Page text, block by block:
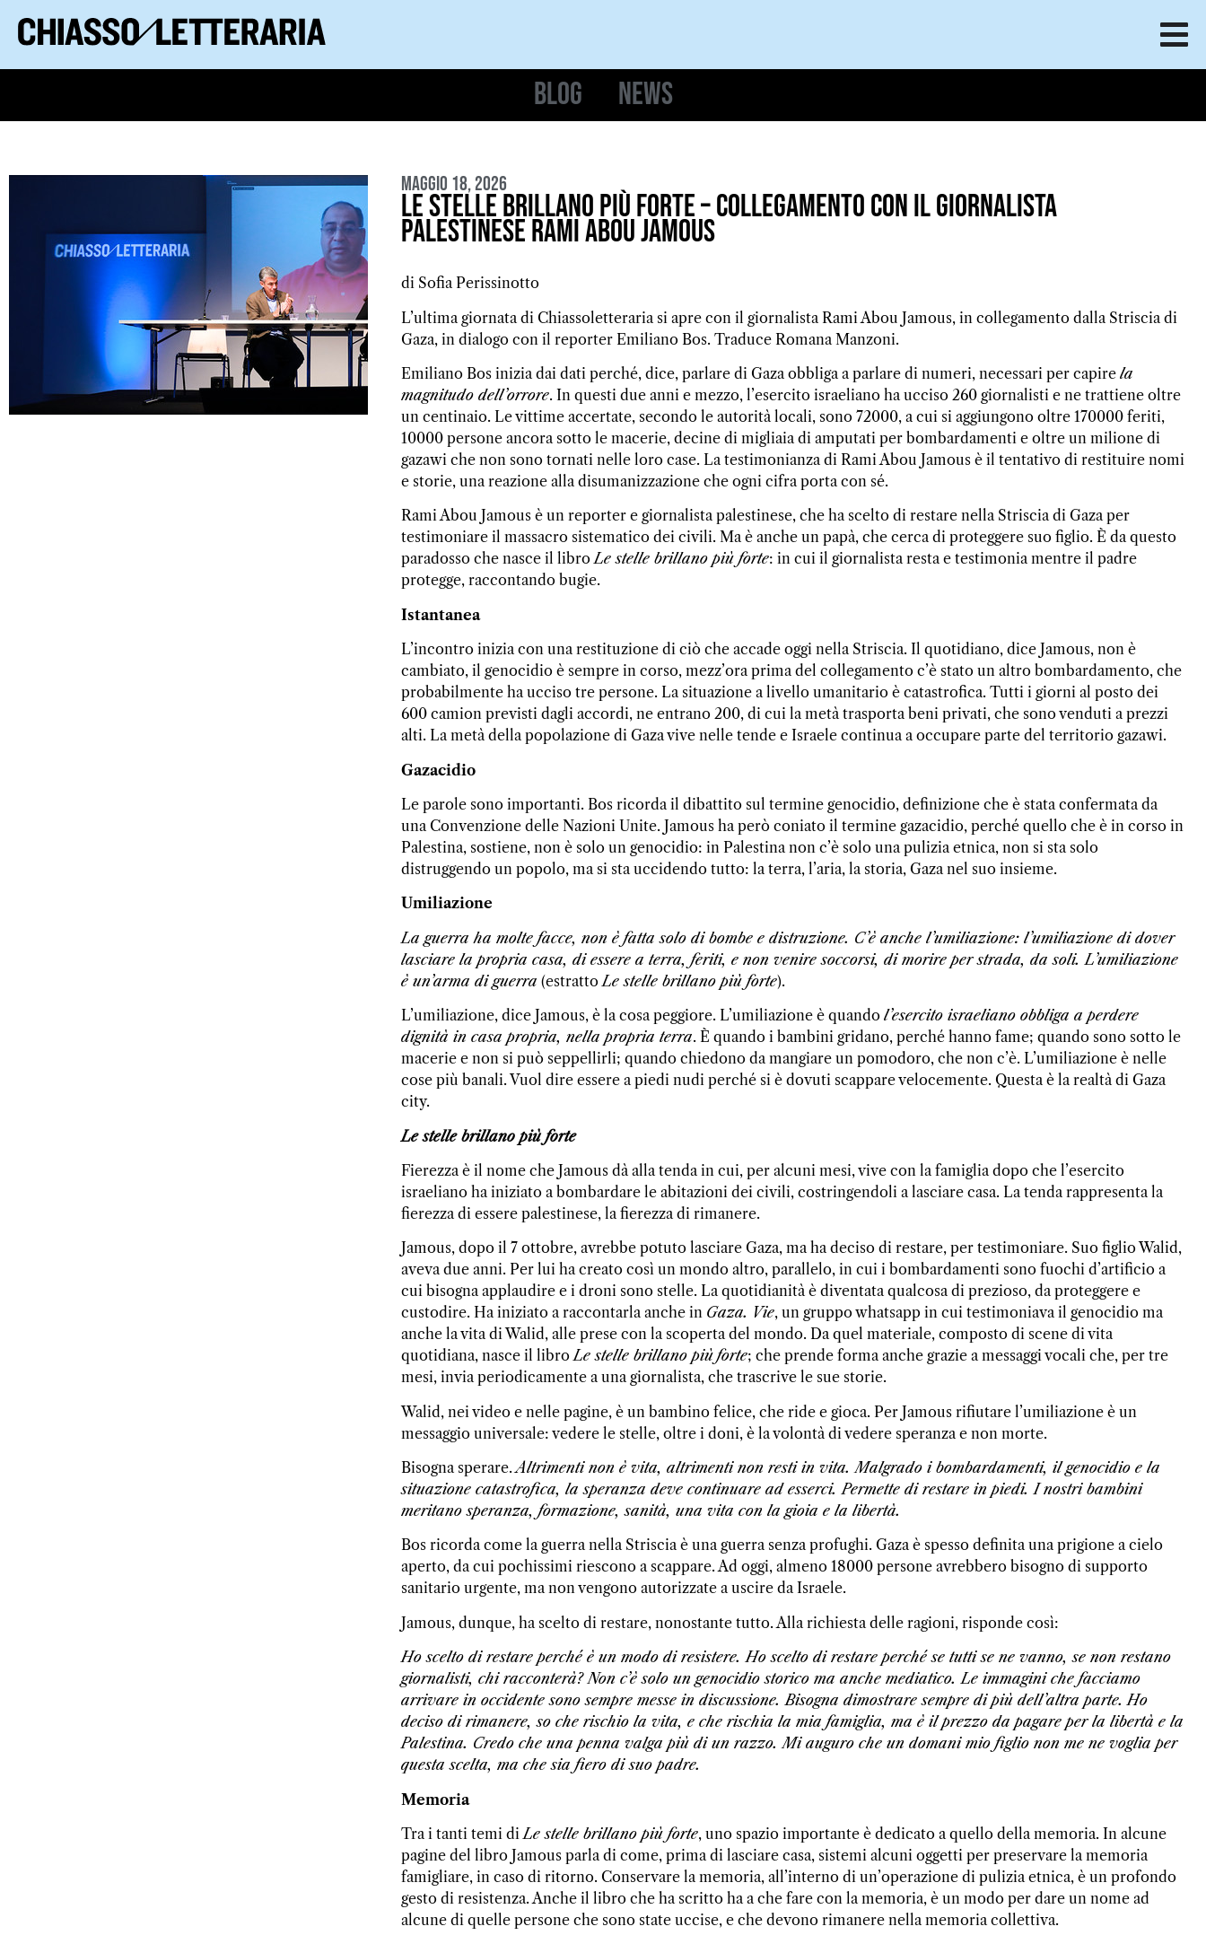
Blog News
Maggio 18, 2026
Le stelle brillano più forte – collegamento con il giornalista
palestinese Rami Abou Jamous
di Sofia Perissinotto
L’ultima giornata di Chiassoletteraria si apre con il giornalista Rami Abou Jamous, in collegamento dalla Striscia di
Gaza, in dialogo con il reporter Emiliano Bos. Traduce Romana Manzoni.
Emiliano Bos inizia dai dati perché, dice, parlare di Gaza obbliga a parlare di numeri, necessari per capire la
magnitudo dell’orrore. In questi due anni e mezzo, l’esercito israeliano ha ucciso 260 giornalisti e ne trattiene oltre
un centinaio. Le vittime accertate, secondo le autorità locali, sono 72000, a cui si aggiungono oltre 170000 feriti,
10000 persone ancora sotto le macerie, decine di migliaia di amputati per bombardamenti e oltre un milione di
gazawi che non sono tornati nelle loro case. La testimonianza di Rami Abou Jamous è il tentativo di restituire nomi
e storie, una reazione alla disumanizzazione che ogni cifra porta con sé.
Rami Abou Jamous è un reporter e giornalista palestinese, che ha scelto di restare nella Striscia di Gaza per
testimoniare il massacro sistematico dei civili. Ma è anche un papà, che cerca di proteggere suo figlio. È da questo
paradosso che nasce il libroLe stelle brillano più forte: in cui il giornalista resta e testimonia mentre il padre
protegge, raccontando bugie.
Istantanea
L’incontro inizia con una restituzione di ciò che accade oggi nella Striscia. Il quotidiano, dice Jamous, non è
cambiato, il genocidio è sempre in corso, mezz’ora prima del collegamento c’è stato un altro bombardamento, che
probabilmente ha ucciso tre persone. La situazione a livello umanitario è catastrofica. Tutti i giorni al posto dei
600 camion previsti dagli accordi, ne entrano 200, di cui la metà trasporta beni privati, che sono venduti a prezzi
alti. La metà della popolazione di Gaza vive nelle tende e Israele continua a occupare parte del territorio gazawi.
Gazacidio
Le parole sono importanti. Bos ricorda il dibattito sul termine genocidio, definizione che è stata confermata da
una Convenzione delle Nazioni Unite. Jamous ha però coniato il termine gazacidio, perché quello che è in corso in
Palestina, sostiene, non è solo un genocidio: in Palestina non c’è solo una pulizia etnica, non si sta solo
distruggendo un popolo, ma si sta uccidendo tutto: la terra, l’aria, la storia, Gaza nel suo insieme.
Umiliazione
La guerra ha molte facce, non è fatta solo di bombe e distruzione. C’è anche l’umiliazione: l’umiliazione di dover
lasciare la propria casa, di essere a terra, feriti, e non venire soccorsi, di morire per strada, da soli. L’umiliazione
è un’arma di guerra (estratto Le stelle brillano più forte).
L’umiliazione, dice Jamous, è la cosa peggiore. L’umiliazione è quando l’esercito israeliano obbliga a perdere
dignità in casa propria, nella propria terra. È quando i bambini gridano, perché hanno fame; quando sono sotto le
macerie e non si può seppellirli; quando chiedono da mangiare un pomodoro, che non c’è. L’umiliazione è nelle
cose più banali. Vuol dire essere a piedi nudi perché si è dovuti scappare velocemente. Questa è la realtà di Gaza
city.
Le stelle brillano più forte
Fierezza è il nome che Jamous dà alla tenda in cui, per alcuni mesi, vive con la famiglia dopo che l’esercito
israeliano ha iniziato a bombardare le abitazioni dei civili, costringendoli a lasciare casa. La tenda rappresenta la
fierezza di essere palestinese, la fierezza di rimanere.
Jamous, dopo il 7 ottobre, avrebbe potuto lasciare Gaza, ma ha deciso di restare, per testimoniare. Suo figlio Walid,
aveva due anni. Per lui ha creato così un mondo altro, parallelo, in cui i bombardamenti sono fuochi d’artificio a
cui bisogna applaudire e i droni sono stelle. La quotidianità è diventata qualcosa di prezioso, da proteggere e
custodire. Ha iniziato a raccontarla anche in Gaza. Vie, un gruppo whatsapp in cui testimoniava il genocidio ma
anche la vita di Walid, alle prese con la scoperta del mondo. Da quel materiale, composto di scene di vita
quotidiana, nasce il libroLe stelle brillano più forte; che prende forma anche grazie a messaggi vocali che, per tre
mesi, invia periodicamente a una giornalista, che trascrive le sue storie.
Walid, nei video e nelle pagine, è un bambino felice, che ride e gioca. Per Jamous rifiutare l’umiliazione è un
messaggio universale: vedere le stelle, oltre i doni, è la volontà di vedere speranza e non morte.
Bisogna sperare.Altrimenti non è vita, altrimenti non resti in vita. Malgrado i bombardamenti, il genocidio e la
situazione catastrofica, la speranza deve continuare ad esserci. Permette di restare in piedi. I nostri bambini
meritano speranza, formazione, sanità, una vita con la gioia e la libertà.
Bos ricorda come la guerra nella Striscia è una guerra senza profughi. Gaza è spesso definita una prigione a cielo
aperto, da cui pochissimi riescono a scappare. Ad oggi, almeno 18000 persone avrebbero bisogno di supporto
sanitario urgente, ma non vengono autorizzate a uscire da Israele.
Jamous, dunque, ha scelto di restare, nonostante tutto. Alla richiesta delle ragioni, risponde così:
Ho scelto di restare perché è un modo di resistere. Ho scelto di restare perché se tutti se ne vanno, se non restano
giornalisti, chi racconterà? Non c’è solo un genocidio storico ma anche mediatico. Le immagini che facciamo
arrivare in occidente sono sempre messe in discussione. Bisogna dimostrare sempre di più dell’altra parte. Ho
deciso di rimanere, so che rischio la vita, e che rischia la mia famiglia, ma è il prezzo da pagare per la libertà e la
Palestina. Credo che una penna valga più di un razzo. Mi auguro che un domani mio figlio non me ne voglia per
questa scelta, ma che sia fiero di suo padre.
Memoria
Tra i tanti temi diLe stelle brillano più forte, uno spazio importante è dedicato a quello della memoria. In alcune
pagine del libro Jamous parla di come, prima di lasciare casa, sistemi alcuni oggetti per preservare la memoria
famigliare, in caso di ritorno. Conservare la memoria, all’interno di un’operazione di pulizia etnica, è un profondo
gesto di resistenza. Anche il libro che ha scritto ha a che fare con la memoria, è un modo per dare un nome ad
alcune di quelle persone che sono state uccise, e che devono rimanere nella memoria collettiva.